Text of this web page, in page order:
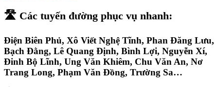
🛣️ Các tuyến đường phục vụ nhanh:
Điện Biên Phủ, Xô Viết Nghệ Tĩnh, Phan Đăng Lưu,
Bạch Đằng, Lê Quang Định, Bình Lợi, Nguyễn Xí,
Đinh Bộ Lĩnh, Ung Văn Khiêm, Chu Văn An, Nơ
Trang Long, Phạm Văn Đồng, Trường Sa…